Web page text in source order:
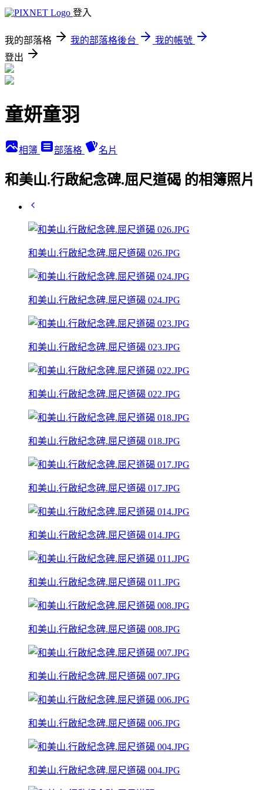
登入
我的部落格 我的部落格後台
我的帳號
登出
童妍童羽
相簿 部落格 名片
和美山.行啟紀念碑.屈尺道碣 的相簿照片
和美山.行啟紀念碑.屈尺道碣 026.JPG
和美山.行啟紀念碑.屈尺道碣 024.JPG
和美山.行啟紀念碑.屈尺道碣 023.JPG
和美山.行啟紀念碑.屈尺道碣 022.JPG
和美山.行啟紀念碑.屈尺道碣 018.JPG
和美山.行啟紀念碑.屈尺道碣 017.JPG
和美山.行啟紀念碑.屈尺道碣 014.JPG
和美山.行啟紀念碑.屈尺道碣 011.JPG
和美山.行啟紀念碑.屈尺道碣 008.JPG
和美山.行啟紀念碑.屈尺道碣 007.JPG
和美山.行啟紀念碑.屈尺道碣 006.JPG
和美山.行啟紀念碑.屈尺道碣 004.JPG